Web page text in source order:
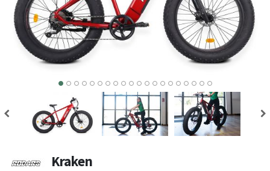
171819
Kraken